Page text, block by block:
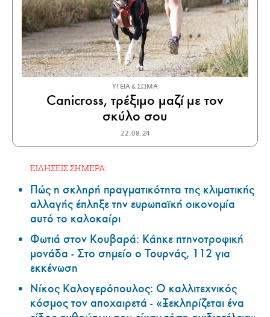
ΥΓΕΙΑ & ΣΩΜΑ
Canicross, τρέξιμο μαζί με τον
σκύλο σου
22.08.24
ΕΙΔΗΣΕΙΣ ΣΗΜΕΡΑ:
Πώς η σκληρή πραγματικότητα της κλιματικής
αλλαγής έπληξε την ευρωπαϊκή οικονομία
αυτό το καλοκαίρι
Φωτιά στον Κουβαρά: Κάηκε πτηνοτροφική
μονάδα - Στο σημείο ο Τουρνάς, 112 για
εκκένωση
Νίκος Καλογερόπουλος: Ο καλλιτεχνικός
κόσμος τον αποχαιρετά - «Ξεκληρίζεται ένα